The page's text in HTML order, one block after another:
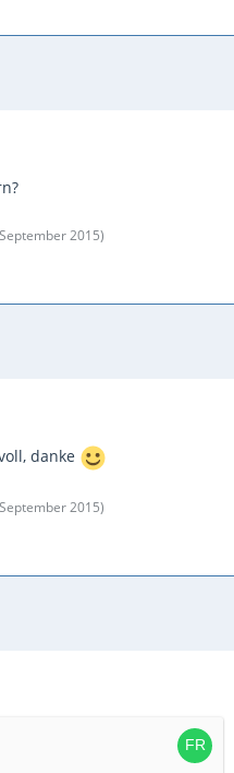
2015)
danke
2015)